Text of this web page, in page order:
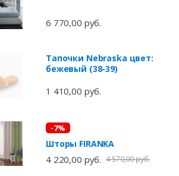
6 770,00 руб.
Тапочки Nebraska цвет:
бежевый (38-39)
1 410,00 руб.
-7%
Шторы FIRANKA
4 220,00 руб. 4 570,00 руб.